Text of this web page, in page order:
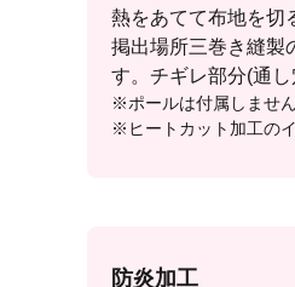
熱をあてて布地を切
掲出場所三巻き縫製
す。チギレ部分(通
※ポールは付属しません
※ヒートカット加工の
防炎加工